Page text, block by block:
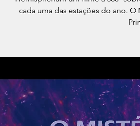
cada uma das estações do ano.